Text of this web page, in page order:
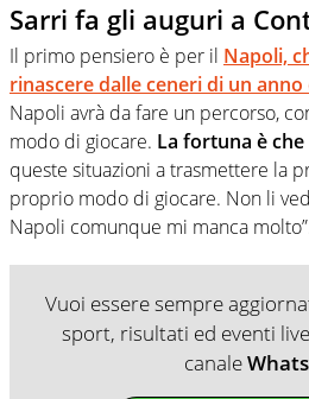
Sarri fa gli auguri a
Il primo pensiero è per il Napoli,
rinascere dalle ceneri di un
Napoli avrà da fare un percorso,
modo di giocare. La fortuna è
queste situazioni a trasmettere la
proprio modo di giocare. Non li
Napoli comunque mi manca
Vuoi essere sempre
sport, risultati ed eventi
canale